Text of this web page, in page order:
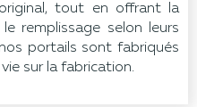
tout en offrant la
remplissage selon leurs
portails sont fabriqués
sur la fabrication.